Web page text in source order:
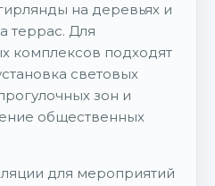
на деревьях и
террас. Для
комплексов подходят
световых
зон и
общественных
для мероприятий